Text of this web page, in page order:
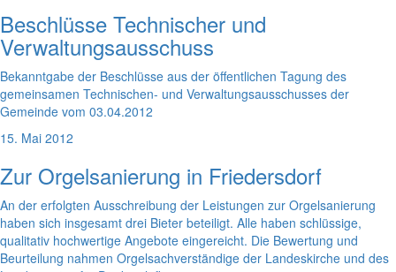
Beschlüsse Technischer und
Verwaltungsausschuss
Bekanntgabe der Beschlüsse aus der öffentlichen Tagung des
gemeinsamen Technischen- und Verwaltungsausschusses der
Gemeinde vom 03.04.2012
15. Mai 2012
Zur Orgelsanierung in Friedersdorf
An der erfolgten Ausschreibung der Leistungen zur Orgelsanierung
haben sich insgesamt drei Bieter beteiligt. Alle haben schlüssige,
qualitativ hochwertige Angebote eingereicht. Die Bewertung und
Beurteilung nahmen Orgelsachverständige der Landeskirche und des